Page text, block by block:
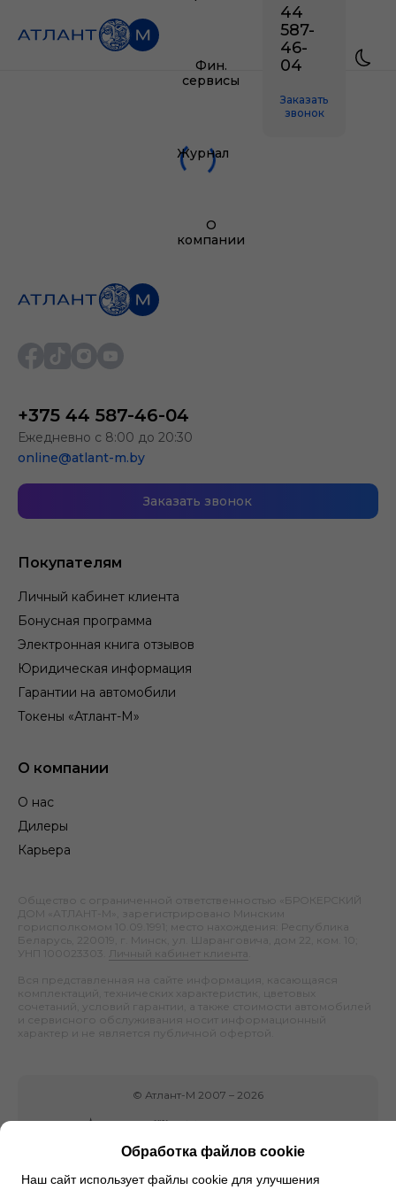
Фин.
сервисы
Журнал
О
компании
44
587-
46-
04
Заказать
звонок
Покупателям
Личный кабинет клиента
Бонусная программа
Электронная книга отзывов
Юридическая информация
Гарантии на автомобили
Токены «Атлант-М»
О компании
О нас
Дилеры
Карьера
+375 44 587-46-04
Ежедневно с 8:00 до 20:30
online@atlant-m.by
Заказать звонок
Общество с ограниченной ответственностью «БРОКЕРСКИЙ
ДОМ «АТЛАНТ-М», зарегистрировано Минским
горисполкомом 10.09.1991; место нахождения: Республика
Беларусь, 220019, г. Минск, ул. Шаранговича, дом 22, ком. 10;
УНП 100023303.
Личный кабинет клиента
Вся представленная на сайте информация, касающаяся
комплектаций, технических характеристик, цветовых
сочетаний, условий гарантии, а также стоимости автомобилей
и сервисного обслуживания носит информационный
характер и не является публичной офертой.
© Атлант-М 2007 – 2026
Обработка файлов cookie
Наш сайт использует файлы cookie для улучшения